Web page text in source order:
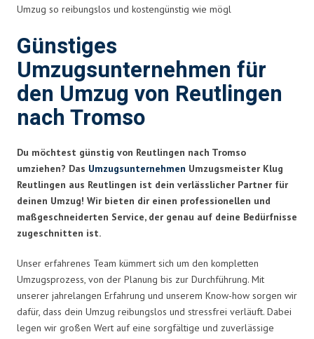
Umzug so reibungslos und kostengünstig wie mögl
Günstiges
Umzugsunternehmen für
den Umzug von Reutlingen
nach Tromso
Du möchtest günstig von Reutlingen nach Tromso
umziehen? Das Umzugsunternehmen Umzugsmeister Klug
Reutlingen aus Reutlingen ist dein verlässlicher Partner für
deinen Umzug! Wir bieten dir einen professionellen und
maßgeschneiderten Service, der genau auf deine Bedürfnisse
zugeschnitten ist.
Unser erfahrenes Team kümmert sich um den kompletten
Umzugsprozess, von der Planung bis zur Durchführung. Mit
unserer jahrelangen Erfahrung und unserem Know-how sorgen wir
dafür, dass dein Umzug reibungslos und stressfrei verläuft. Dabei
legen wir großen Wert auf eine sorgfältige und zuverlässige